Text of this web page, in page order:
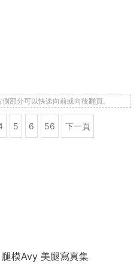
部分可以快速向前或向後翻頁。
5 6 56 下一頁
模Avy 美腿寫真集